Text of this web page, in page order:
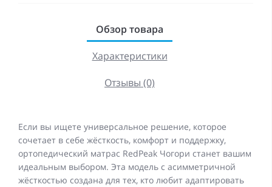
Обзор товара
Характеристики
Отзывы (0)
Если вы ищете универсальное решение, которое
сочетает в себе жёсткость, комфорт и поддержку,
ортопедический матрас RedPeak Чогори станет вашим
идеальным выбором. Эта модель с асимметричной
жёсткостью создана для тех, кто любит адаптировать